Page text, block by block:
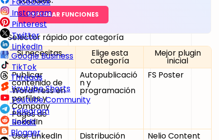
Instagram
Pinterest
Twitter
LinkedIn
Google Business
TikTok
Threads
Youtube Shorts
Youtube Community
Telegram
Reddit
Blogger
EXPLORAR FUNCIONES
Selector rápido por categoría
Si necesitas...
Elige esta
categoría
Mejor plugin
inicial
Publicar
contenido de
WordPress en
perfiles y
Company
Pages de
LinkedIn
Autopublicació
n y
programación
FS Poster
Usar LinkedIn Distribución Nelio Content